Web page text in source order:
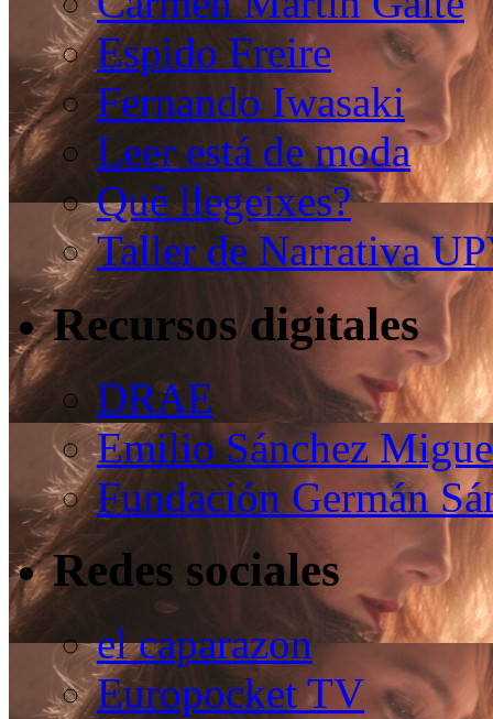
Espido Freire
Fernando Iwasaki
Leer está de moda
Què llegeixes?
Taller de Narrativa
Recursos digitales
DRAE
Emilio Sánchez
Fundación Germán
Redes sociales
el caparazon
Europocket TV